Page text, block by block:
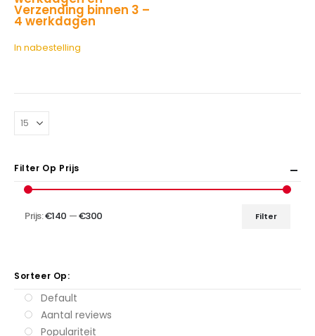
€349,00.€299,00.
Verzending binnen 3 –
4 werkdagen
In nabestelling
Filter Op Prijs
Min.
Max.
Filter
Prijs:€140 —€300
Sorteer Op:
Default
Aantal reviews
Populariteit